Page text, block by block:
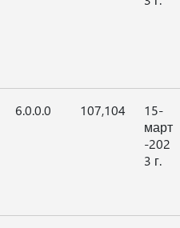
6.0.0.0 107,104
15-
март
-202
3 г.